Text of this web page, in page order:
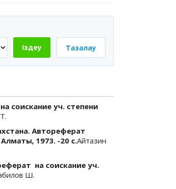
Іздеу
Тазалау
соискание уч. степени
Автореферат
1973. -20 с.Айтазин
на соискание уч.
Ш.